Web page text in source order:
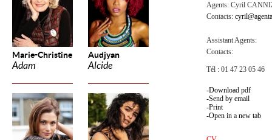
Marie-Christine
Adam
Audjyan
Alcide
Agents: Cyril
Contacts:
Assistant Agents:
Contacts:
Tél : 01 47 23 05 46
Download pdf
Send by email
Print
Open in a new tab